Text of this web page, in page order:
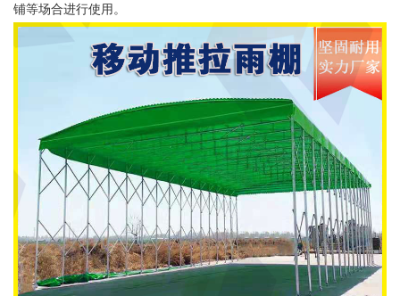
铺等场合进行使用。